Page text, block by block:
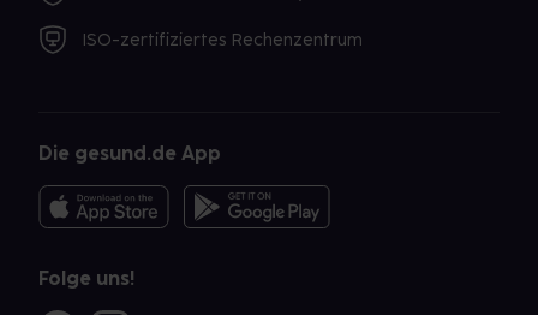
ISO-zertifiziertes Rechenzentrum
Die gesund.de App
Folge uns!